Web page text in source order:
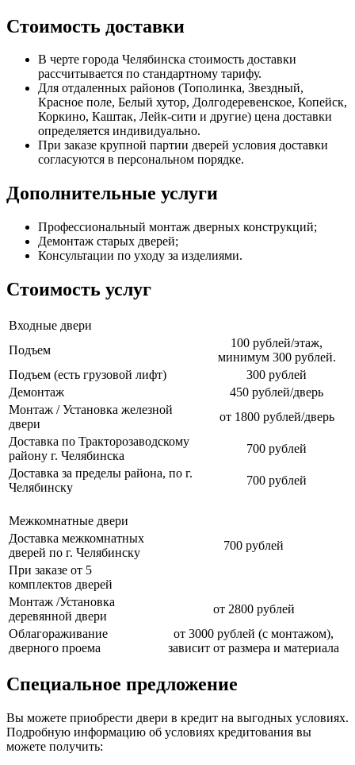
Стоимость доставки
В черте города Челябинска стоимость доставки
рассчитывается по стандартному тарифу.
Для отдаленных районов (Тополинка, Звездный,
Красное поле, Белый хутор, Долгодеревенское, Копейск,
Коркино, Каштак, Лейк-сити и другие) цена доставки
определяется индивидуально.
При заказе крупной партии дверей условия доставки
согласуются в персональном порядке.
Дополнительные услуги
Профессиональный монтаж дверных конструкций;
Демонтаж старых дверей;
Консультации по уходу за изделиями.
Стоимость услуг
Входные двери
Подъем
100 рублей/этаж,
минимум 300 рублей.
Подъем (есть грузовой лифт)
300 рублей
Демонтаж
450 рублей/дверь
Монтаж / Установка железной
двери
от 1800 рублей/дверь
Доставка по Тракторозаводскому
району г. Челябинска
700 рублей
Доставка за пределы района, по г.
Челябинску
700 рублей
Межкомнатные двери
Доставка межкомнатных
дверей по г. Челябинску
700 рублей
При заказе от 5
комплектов дверей
Монтаж /Установка
деревянной двери
от 2800 рублей
Облагораживание
дверного проема
от 3000 рублей (с монтажом),
зависит от размера и материала
Специальное предложение
Вы можете приобрести двери в кредит на выгодных условиях.
Подробную информацию об условиях кредитования вы
можете получить: